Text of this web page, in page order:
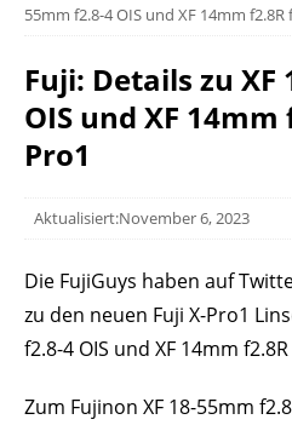
55mm f2.8-4 OIS und XF 14mm f2.8R
Fuji: Details zu XF
OIS und XF
Pro1
Aktualisiert:November 6, 2023
Die FujiGuys haben auf
zu den neuen Fuji X-Pro1
f2.8-4 OIS und XF 14mm
Zum Fujinon XF 18-55mm